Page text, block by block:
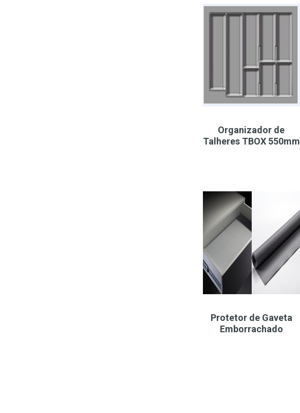
Organizador de
Talheres TBOX 550mm
Protetor de Gaveta
Emborrachado